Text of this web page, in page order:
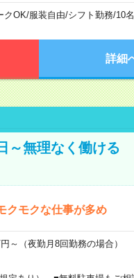
クOK/服装自由/シフト勤務/10
詳細
～無理なく働ける
クモクな仕事が多め
～（夜勤月8回勤務の場合）